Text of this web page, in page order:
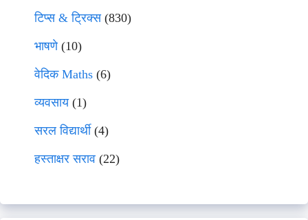
टिप्स & ट्रिक्स(830)
भाषणे(10)
वेदिक Maths (6)
व्यवसाय(1)
सरल विद्यार्थी(4)
हस्ताक्षर सराव (22)